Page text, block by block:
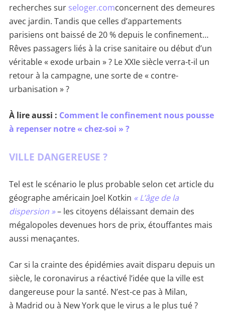
recherches sur seloger.comconcernent des demeures
avec jardin. Tandis que celles d’appartements
parisiens ont baissé de 20 % depuis le confinement…
Rêves passagers liés à la crise sanitaire ou début d’un
véritable « exode urbain » ? Le XXIe siècle verra-t-il un
retour à la campagne, une sorte de « contre-
urbanisation » ?
À lire aussi : Comment le confinement nous pousse
à repenser notre « chez-soi » ?
VILLE DANGEREUSE ?
Tel est le scénario le plus probable selon cet article du
géographe américain Joel Kotkin « L’âge de la
dispersion »– les citoyens délaissant demain des
mégalopoles devenues hors de prix, étouffantes mais
aussi menaçantes.
Car si la crainte des épidémies avait disparu depuis un
siècle, le coronavirus a réactivé l’idée que la ville est
dangereuse pour la santé. N’est-ce pas à Milan,
à Madrid ou à New York que le virus a le plus tué ?